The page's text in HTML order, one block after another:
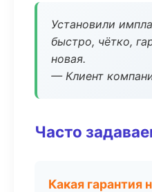
Установили
быстро, чётко,
новая.
— Клиент
Часто
Какая гарантия